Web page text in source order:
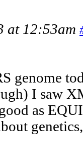
at 12:53am
genome
I saw
as